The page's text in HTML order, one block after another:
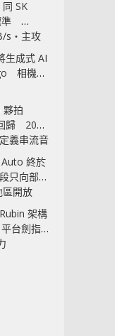
SK
準
s‧主攻
生成式 AI
相機
夥拍
歸 2027
義串流音
終於
只向部分
開放
架構
台劍指